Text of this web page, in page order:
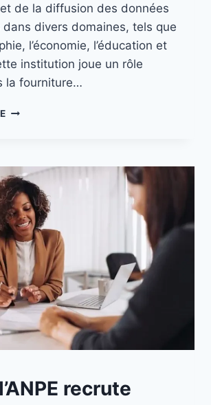
de la diffusion des données
divers domaines, tels que
l’économie, l’éducation et
institution joue un rôle
la fourniture…
recrute